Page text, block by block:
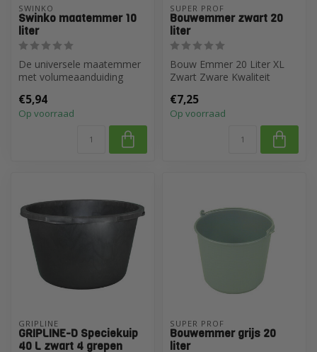
SWINKO
Swinko maatemmer 10
liter
De universele maatemmer
met volumeaanduiding
€5,94
Op voorraad
SUPER PROF
Bouwemmer zwart 20
liter
Bouw Emmer 20 Liter XL
Zwart Zware Kwaliteit
€7,25
Op voorraad
GRIPLINE
GRIPLINE-D Speciekuip
40 L zwart 4 grepen
SUPER PROF
Bouwemmer grijs 20
liter